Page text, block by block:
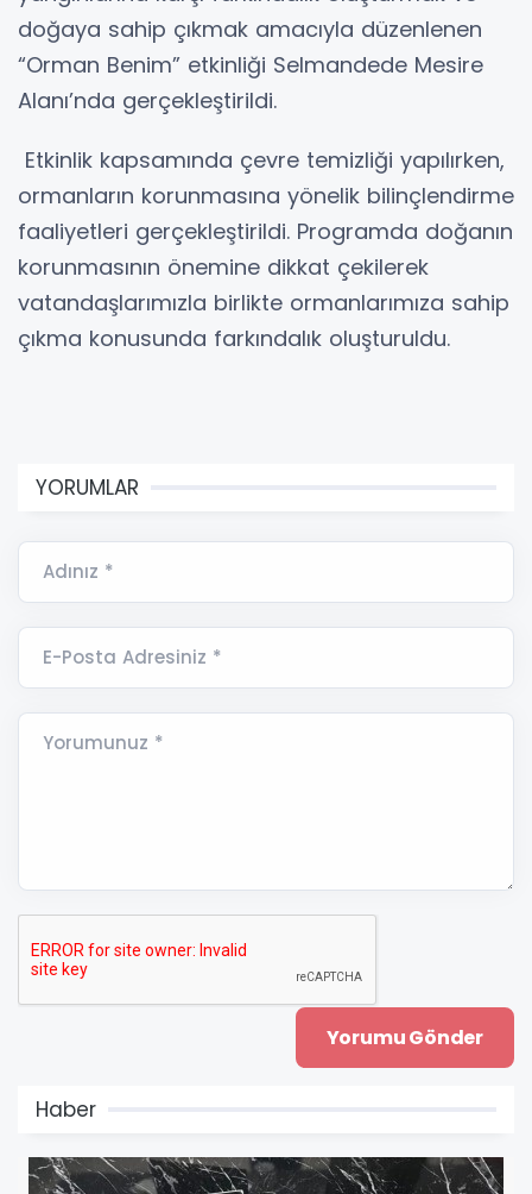
doğaya sahip çıkmak amacıyla düzenlenen
“Orman Benim” etkinliği Selmandede Mesire
Alanı’nda gerçekleştirildi.
Etkinlik kapsamında çevre temizliği yapılırken,
ormanların korunmasına yönelik bilinçlendirme
faaliyetleri gerçekleştirildi. Programda doğanın
korunmasının önemine dikkat çekilerek
vatandaşlarımızla birlikte ormanlarımıza sahip
çıkma konusunda farkındalık oluşturuldu.
YORUMLAR
Adınız *
E-Posta Adresiniz *
Yorumunuz *
Haber